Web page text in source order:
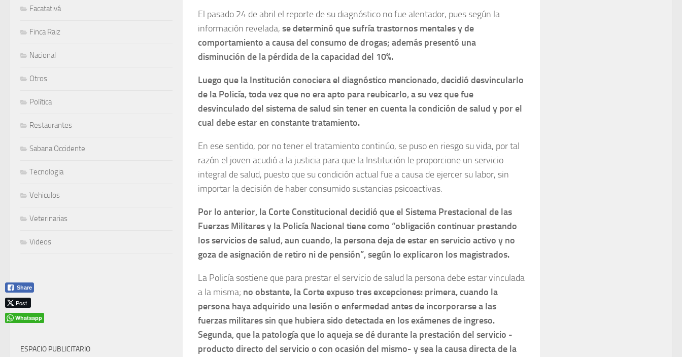
El pasado 24 de abril el reporte de su diagnóstico no fue alentador, pues según la
información revelada, se determinó que sufría trastornos mentales y de
comportamiento a causa del consumo de drogas; además presentó una
disminución de la pérdida de la capacidad del 10%.
Luego que la Institución conociera el diagnóstico mencionado, decidió desvincularlo
de la Policía, toda vez que no era apto para reubicarlo, a su vez que fue
desvinculado del sistema de salud sin tener en cuenta la condición de salud y por el
cual debe estar en constante tratamiento.
En ese sentido, por no tener el tratamiento continúo, se puso en riesgo su vida, por tal
razón el joven acudió a la justicia para que la Institución le proporcione un servicio
integral de salud, puesto que su condición actual fue a causa de ejercer su labor, sin
importar la decisión de haber consumido sustancias psicoactivas.
Por lo anterior, la Corte Constitucional decidió que el Sistema Prestacional de las
Fuerzas Militares y la Policía Nacional tiene como “obligación continuar prestando
los servicios de salud, aun cuando, la persona deja de estar en servicio activo y no
goza de asignación de retiro ni de pensión”, según lo explicaron los magistrados.
La Policía sostiene que para prestar el servicio de salud la persona debe estar vinculada
a la misma; no obstante, la Corte expuso tres excepciones: primera, cuando la
persona haya adquirido una lesión o enfermedad antes de incorporarse a las
fuerzas militares sin que hubiera sido detectada en los exámenes de ingreso.
Segunda, que la patología que lo aqueja se dé durante la prestación del servicio -
producto directo del servicio o con ocasión del mismo- y sea la causa directa de la
Facatativá
Finca Raiz
Nacional
Otros
Política
Restaurantes
Sabana Occidente
Tecnologia
Vehiculos
Veterinarias
Videos
ESPACIO PUBLICITARIO
Share
Post
Whatsapp